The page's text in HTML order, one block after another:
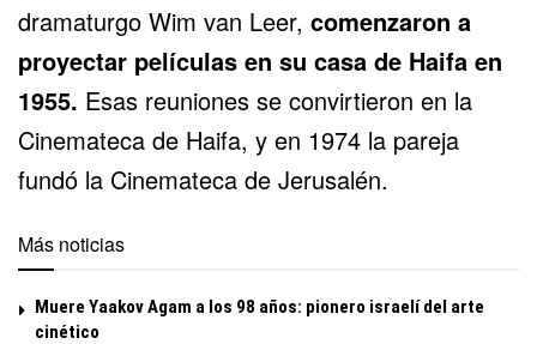
dramaturgo Wim van Leer, comenzaron a
proyectar películas en su casa de Haifa en
1955. Esas reuniones se convirtieron en la
Cinemateca de Haifa, y en 1974 la pareja
fundó la Cinemateca de Jerusalén.
Más noticias
Muere Yaakov Agam a los 98 años: pionero israelí del arte
cinético